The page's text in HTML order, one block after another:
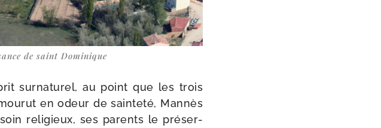
de saint Dominique
sur­na­tu­rel, au point que les trois
en odeur de sain­te­té, Mannès
reli­gieux, ses parents le pré­ser­